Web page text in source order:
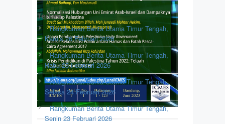
Terkini
Rangkuman Berita Utama Timur Tengah,
Kamis 26 Februari 2026
Rangkuman Berita Utama Timur Tengah,
Rabu 25 Februari 2026
Rangkuman Berita Utama Timur Tengah,
Selasa 24 Februari 2026
Rangkuman Berita Utama Timur Tengah,
Senin 23 Februari 2026